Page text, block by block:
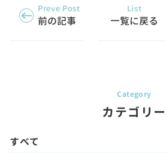
Preve Post
前の記事
List
一覧に戻る
カテゴリー
すべて